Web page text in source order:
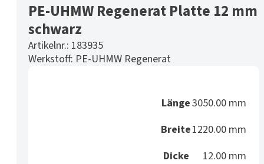
PE-UHMW Regenerat Platte 12 mm
schwarz
Artikelnr.: 183935
Werkstoff: PE-UHMW Regenerat
Länge3050.00 mm
Breite1220.00 mm
Dicke
12.00 mm